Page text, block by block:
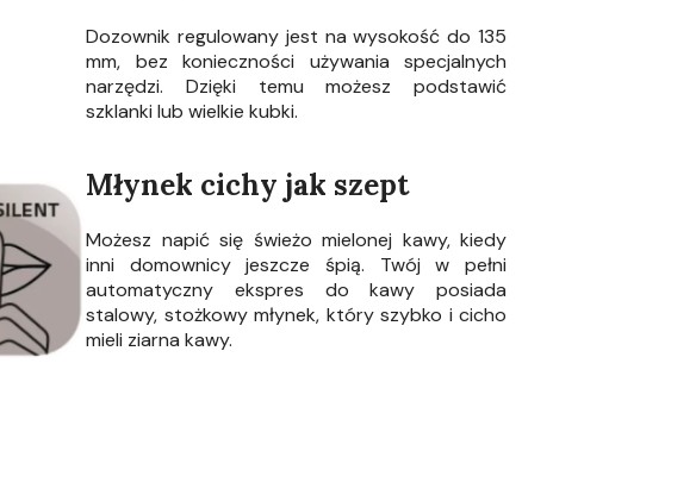
Dozownik regulowany jest na wysokość do 135
mm, bez konieczności używania specjalnych
narzędzi. Dzięki temu możesz podstawić
szklanki lub wielkie kubki.
Młynek cichy jak szept
Możesz napić się świeżo mielonej kawy, kiedy
inni domownicy jeszcze śpią. Twój w pełni
automatyczny ekspres do kawy posiada
stalowy, stożkowy młynek, który szybko i cicho
mieli ziarna kawy.